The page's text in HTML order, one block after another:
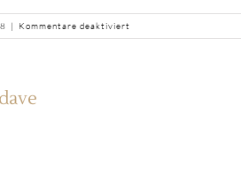
| Kommentare deaktiviert
dave